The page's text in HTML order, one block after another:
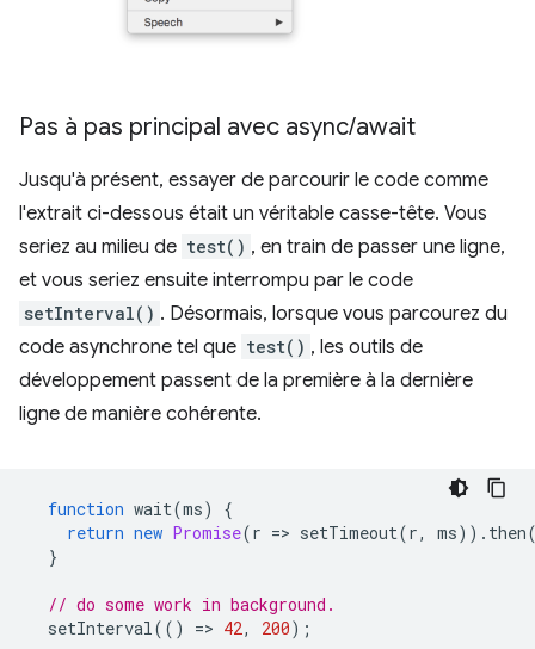
Pas à pas principal avec async/await
Jusqu'à présent, essayer de parcourir le code comme
l'extrait ci-dessous était un véritable casse-tête. Vous
seriez au milieu de test() , en train de passer une ligne,
et vous seriez ensuite interrompu par le code
setInterval() . Désormais, lorsque vous parcourez du
code asynchrone tel que test() , les outils de
développement passent de la première à la dernière
ligne de manière cohérente.
function wait(ms)
{
return new Promise(r => setTimeout(r, ms)). then
}
// do some work in background.
setInterval(() => 42, 200);